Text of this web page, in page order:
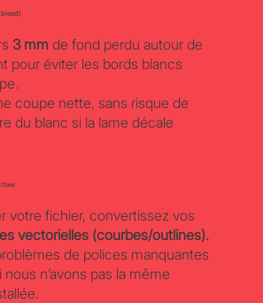
3 mm de fond perdu autour de
pour éviter les bords blancs
coupe nette, sans risque de
du blanc si la lame décale
votre fichier, convertissez vos
vectorielles (courbes/outlines).
de polices manquantes
n’avons pas la même